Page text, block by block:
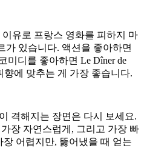
유로 프랑스 영화를 피하지 마
가 있습니다. 액션을 좋아하면
미디를 좋아하면 Le Dîner de
향에 맞추는 게 가장 좋습니다.
격해지는 장면은 다시 보세요.
장 자연스럽게, 그리고 가장 빠
어렵지만, 뚫어냈을 때 얻는